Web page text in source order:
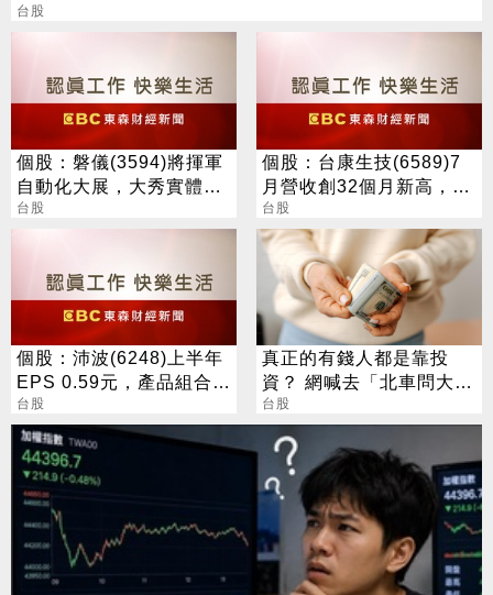
台股
個股：磐儀(3594)將揮軍
自動化大展，大秀實體AI/
邊緣運算/機器人肌肉
台股
個股：台康生技(6589)7
月營收創32個月新高，雙
引擎策略逐步開花結果
台股
個股：沛波(6248)上半年
EPS 0.59元，產品組合優
化，毛利率、營益率雙升
台股
真正的有錢人都是靠投
資？ 網喊去「北車問大
師」：保證專業
台股